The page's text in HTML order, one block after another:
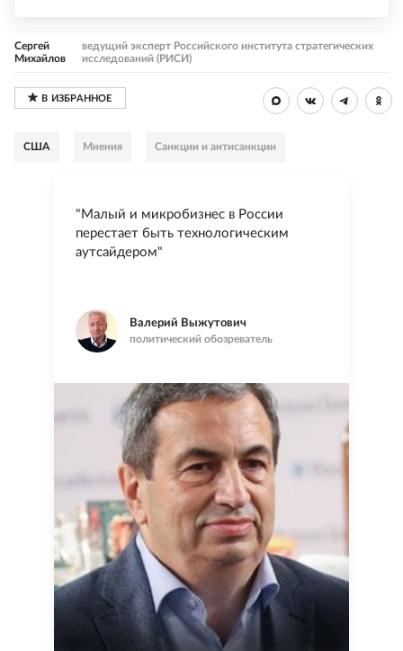
Сергей
Михайлов
ведущий эксперт Российского института стратегических
исследований (РИСИ)
США Мнения Санкции и антисанкции
"Малый и микробизнес в России
перестает быть технологическим
аутсайдером"
Валерий Выжутович
политический обозреватель